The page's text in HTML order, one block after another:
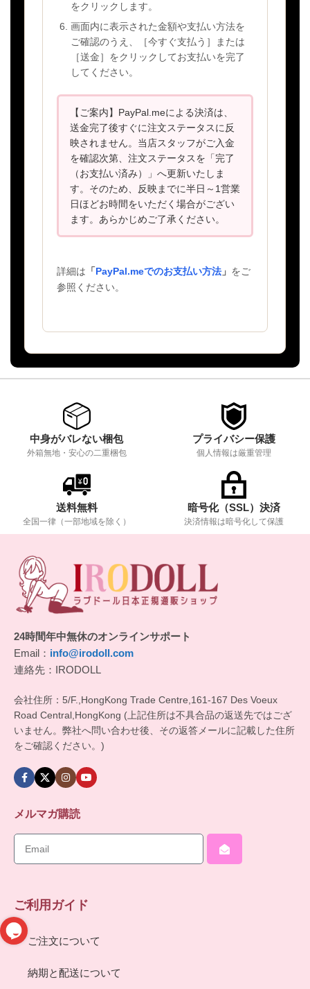
をクリックします。
画面内に表示された金額や支払い方法を
ご確認のうえ、［今すぐ支払う］または
［送金］をクリックしてお支払いを完了
してください。
【ご案内】PayPal.meによる決済は、
送金完了後すぐに注文ステータスに反
映されません。当店スタッフがご入金
を確認次第、注文ステータスを「完了
（お支払い済み）」へ更新いたしま
す。そのため、反映までに半日～1営業
日ほどお時間をいただく場合がござい
ます。あらかじめご了承ください。
詳細は 「 PayPal.meでのお支払い方法 」 をご
参照ください。
ご安心ポイント
中身がバレない梱包
外箱無地・安心の二重梱包
プライバシー保護
個人情報は厳重管理
送料無料
全国一律（一部地域を除く）
暗号化（SSL）決済
決済情報は暗号化して保護
24時間年中無休のオンラインサポート
Email： info@irodoll.com
連絡先：IRODOLL
会社住所：5/F.,HongKong Trade Centre,161-167 Des Voeux
Road Central,HongKong (上記住所は不具合品の返送先ではござ
いません。弊社へ問い合わせ後、その返答メールに記載した住所
をご確認ください。)
メルマガ購読
ご利用ガイド
ご注文について
納期と配送について